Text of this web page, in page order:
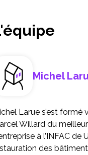
Michel
Larue s’est formé
Willard du
à l’INFAC
des